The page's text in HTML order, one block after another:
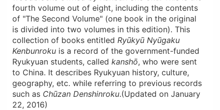
fourth volume out of eight, including the contents
of "The Second Volume" (one book in the original
is divided into two volumes in this edition). This
collection of books entitled Ryūkyū Nyūgaku
Kenbunrokuis a record of the government-funded
Ryukyuan students, called kanshō, who were sent
to China. It describes Ryukyuan history, culture,
geography, etc. while referring to previous records
such as Chūzan Denshinroku.(Updated on January
22, 2016)